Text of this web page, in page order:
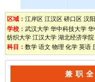
区域： 江岸区 江汉区 硚口区 汉
学校： 武汉大学 华中科技大学
纺织大学 江汉大学 湖北经济学院
科目： 数学 语文 物理 化学 英语
兼 职